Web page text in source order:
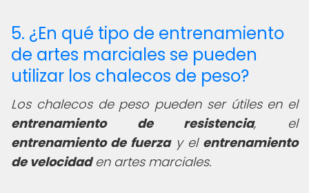
5. ¿En qué tipo de entrenamiento
de artes marciales se pueden
utilizar los chalecos de peso?
Los chalecos de peso pueden ser útiles en el
entrenamiento de resistencia, el
entrenamiento de fuerzay el entrenamiento
de velocidaden artes marciales.